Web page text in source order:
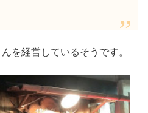
を経営しているそうです。